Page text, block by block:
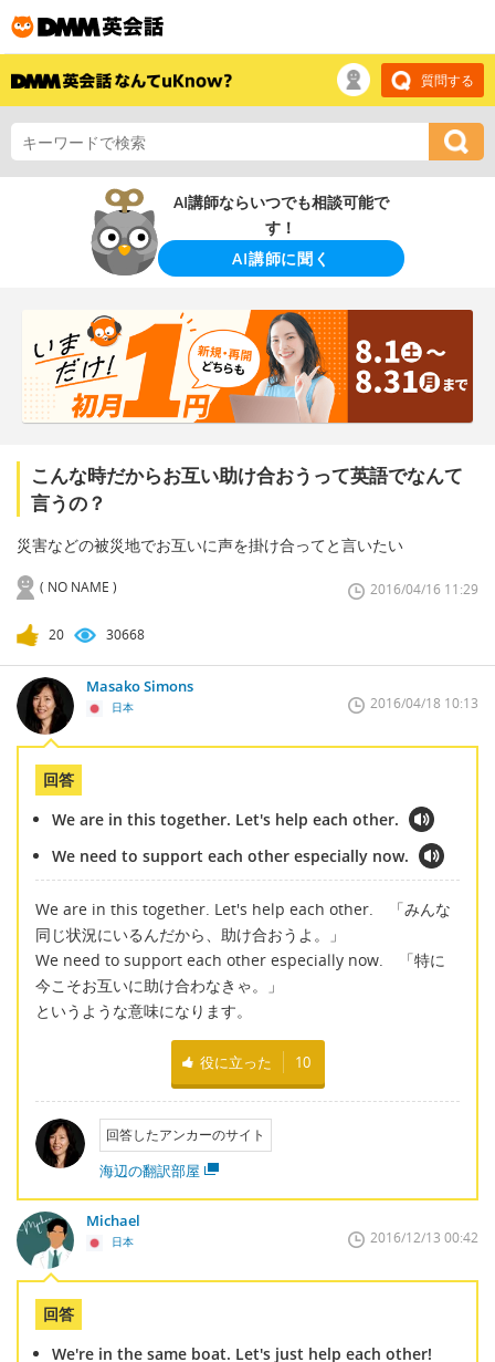
質問する
AI講師ならいつでも相談可能で
す！
AI講師に聞く
こんな時だからお互い助け合おうって英語でなんて
言うの？
災害などの被災地でお互いに声を掛け合ってと言いたい
( NO NAME ) 2016/04/16 11:29
20 30668
Masako Simons
日本 2016/04/18 10:13
回答
We are in this together. Let's help each other.
We need to support each other especially now.
We are in this together. Let's help each other. 「みんな
同じ状況にいるんだから、助け合おうよ。」
We need to support each other especially now. 「特に
今こそお互いに助け合わなきゃ。」
というような意味になります。
役に立った 10
回答したアンカーのサイト
海辺の翻訳部屋
Michael
日本 2016/12/13 00:42
回答
We're in the same boat. Let's just help each other!